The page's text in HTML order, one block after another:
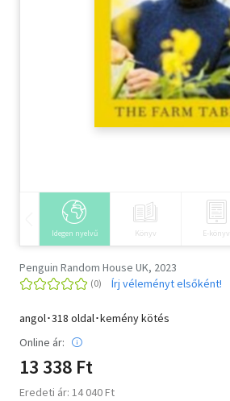
Szótár, nyelvkönyv
Tankönyv, segédkönyv
Társadalomtudomány
Természettudomány
Idegen nyelvű Könyv E-könyv
Penguin Random House UK, 2023
Írj véleményt elsőként!
angol･318 oldal･kemény kötés
Online ár:
13 338 Ft
Eredeti ár: 14 040 Ft